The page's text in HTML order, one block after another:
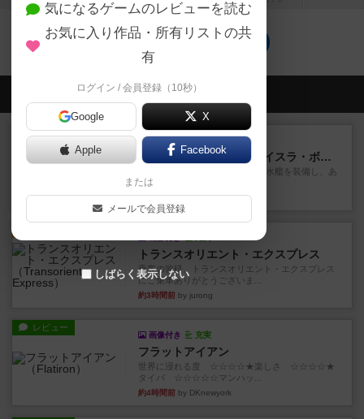
栄光の八八艦隊のトップに戻る
会員の新しい投稿
ルール/インスト
キャプテン・フリップ：イスラ・ボンバ
イスラ・ボンバを探しに出航!潜水艦を装備し、あ
なたの乗組員を監獄から解...
約2時間前by jurong
トランスオリエント・エクスプレス
乗客の皆様、トランスオリエント・エクスプレス
にご乗車ありがとうございま...
約3時間前 by jurong
レビュー
画像付き 充実
フラットアイアン
世界に浸れる度 ☆☆☆☆★楽しさ ☆☆☆☆★
タイパ ☆☆☆☆☆マンハッ...
約4時間前 by DKnewyork
気になるゲームのレビューを読む
お気に入り作品・所有リストの共
有
ログイン / 会員登録（10秒）
Google X
Apple Facebook
または
メールで会員登録
しばらく表示しない